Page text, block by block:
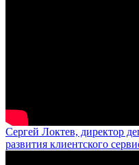
Сергей Локтев, директор
развития клиентского